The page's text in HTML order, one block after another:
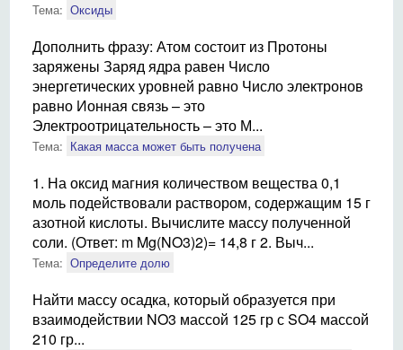
Тема: Оксиды
Дополнить фразу: Атом состоит из Протоны
заряжены Заряд ядра равен Число
энергетических уровней равно Число электронов
равно Ионная связь – это
Электроотрицательность – это М...
Тема: Какая масса может быть получена
1. На оксид магния количеством вещества 0,1
моль подействовали раствором, содержащим 15 г
азотной кислоты. Вычислите массу полученной
соли. (Ответ: m Mg(NO3)2)= 14,8 г 2. Выч...
Тема: Определите долю
Найти массу осадка, который образуется при
взаимодействии NO3 массой 125 гр с SO4 массой
210 гр...